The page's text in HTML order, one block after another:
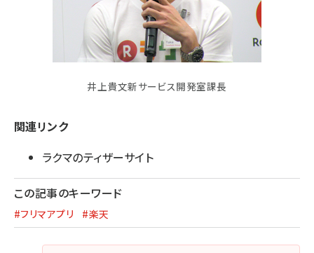
井上貴文新サービス開発室課長
関連リンク
ラクマのティザーサイト
この記事のキーワード
#フリマアプリ #楽天